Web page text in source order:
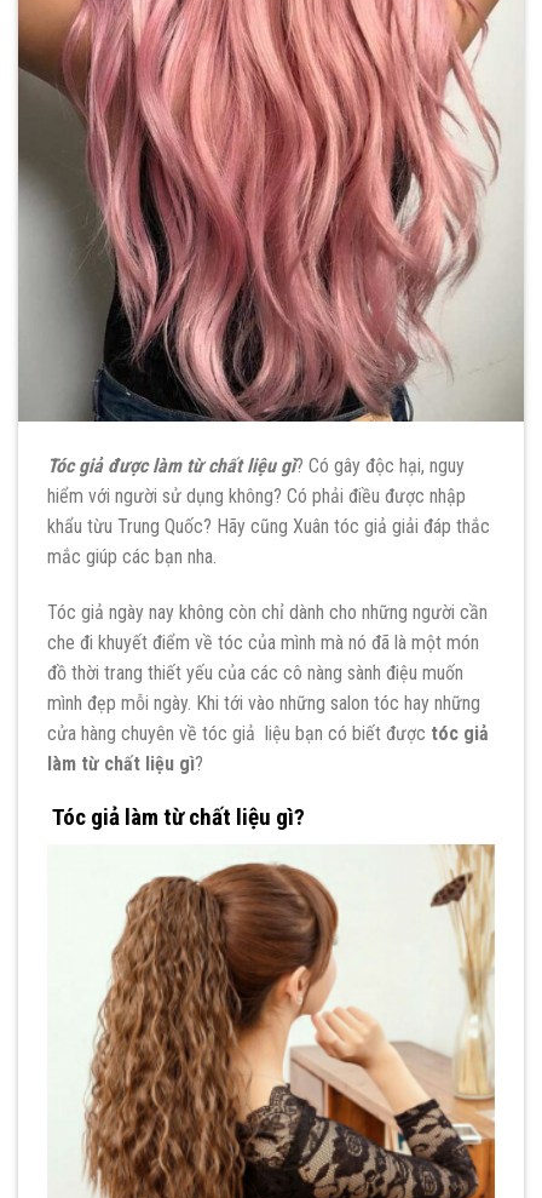
Tóc giả được làm từ chất liệu gì? Có gây độc hại, nguy
hiểm với người sử dụng không? Có phải điều được nhập
khẩu từu Trung Quốc? Hãy cũng Xuân tóc giả giải đáp thắc
mắc giúp các bạn nha.
Tóc giả ngày nay không còn chỉ dành cho những người cần
che đi khuyết điểm về tóc của mình mà nó đã là một món
đồ thời trang thiết yếu của các cô nàng sành điệu muốn
mình đẹp mỗi ngày. Khi tới vào những salon tóc hay những
cửa hàng chuyên về tóc giả liệu bạn có biết được tóc giả
làm từ chất liệu gì?
Tóc giả làm từ chất liệu gì?